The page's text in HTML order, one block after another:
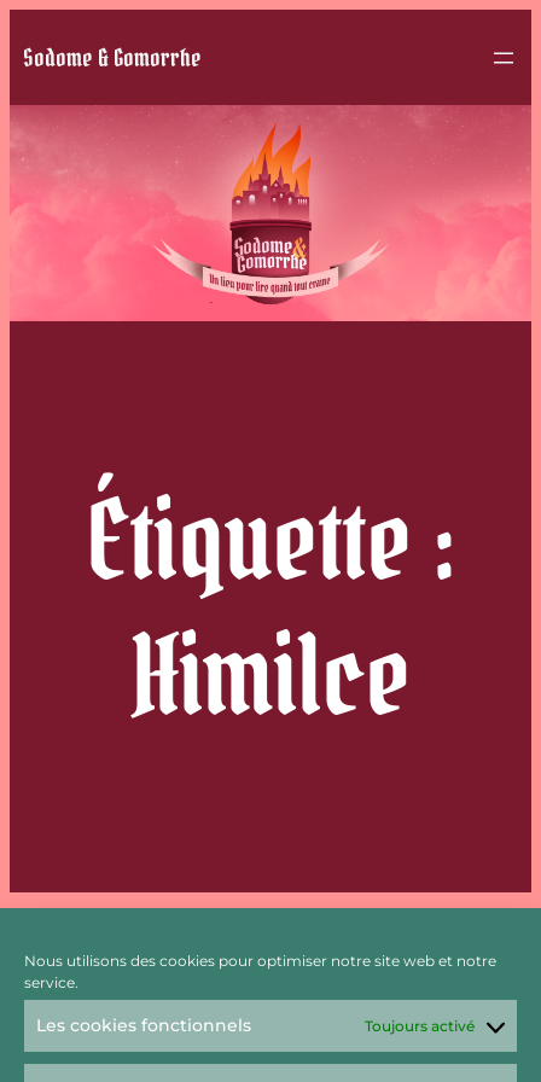
Nous utilisons des cookies pour optimiser notre site web et notre
service.
Les cookies fonctionnels Toujours activé
Sodome & Gomorrhe
Étiquette :
Himilce
Himilce, Emmanuel Chastellière